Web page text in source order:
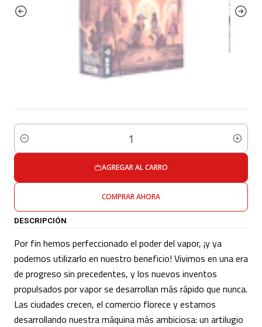
Cantidad
AGREGAR AL CARRO
COMPRAR AHORA
DESCRIPCIÓN
Por fin hemos perfeccionado el poder del vapor, ¡y ya
podemos utilizarlo en nuestro beneficio! Vivimos en una era
de progreso sin precedentes, y los nuevos inventos
propulsados por vapor se desarrollan más rápido que nunca.
Las ciudades crecen, el comercio florece y estamos
desarrollando nuestra máquina más ambiciosa: un artilugio